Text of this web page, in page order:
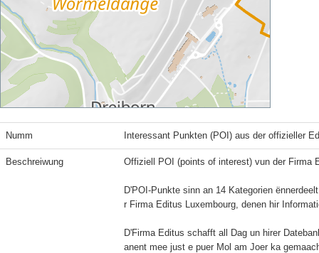
Numm Interessant Punkten (POI) aus der offizieller
Beschreiwung Offiziell POI (points of interest) vun der Firma
D'POI-Punkte sinn an 14 Kategorien
r Firma Editus Luxembourg, denen hir
D'Firma Editus schafft all Dag un hirer
anent mee just e puer Mol am Joer ka